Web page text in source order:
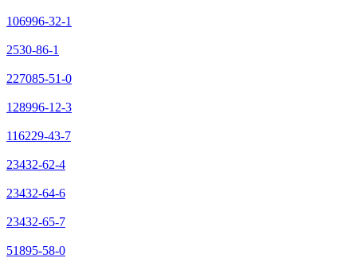
106996-32-1
2530-86-1
227085-51-0
128996-12-3
116229-43-7
23432-62-4
23432-64-6
23432-65-7
51895-58-0